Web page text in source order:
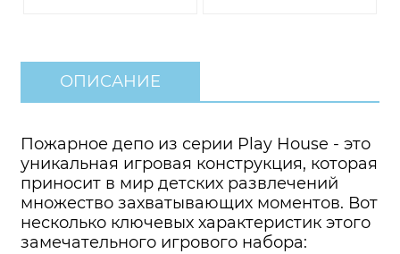
ОПИСАНИЕ
Пожарное депо из серии Play House - это
уникальная игровая конструкция, которая
приносит в мир детских развлечений
множество захватывающих моментов. Вот
несколько ключевых характеристик этого
замечательного игрового набора: